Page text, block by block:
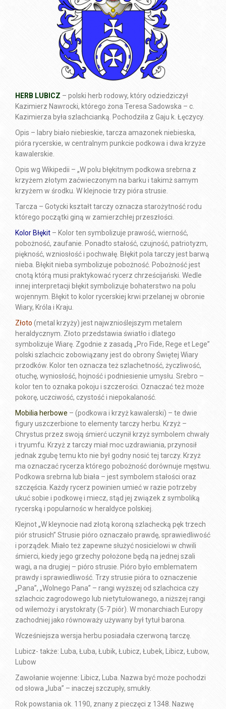
HERB LUBICZ – polski herb rodowy, który odziedziczył
Kazimierz Nawrocki, którego żona Teresa Sadowska – c.
Kazimierza była szlachcianką. Pochodziła z Gaju k. Łęczycy.
Opis – labry biało niebieskie, tarcza amazonek niebieska,
pióra rycerskie, w centralnym punkcie podkowa i dwa krzyże
kawalerskie.
Opis wg Wikipedii – „W polu błękitnym podkowa srebrna z
krzyżem złotym zaćwieczonym na barku i takimż samym
krzyżem w środku. W klejnocie trzy pióra strusie.
Tarcza – Gotycki kształt tarczy oznacza starożytność rodu
którego początki giną w zamierzchłej przeszłości.
Kolor Błękit – Kolor ten symbolizuje prawość, wierność,
pobożność, zaufanie. Ponadto stałość, czujność, patriotyzm,
piękność, wzniosłość i pochwałę. Błękit pola tarczy jest barwą
nieba. Błękit nieba symbolizuje pobożność. Pobożność jest
cnotą którą musi praktykować rycerz chrześcijański. Wedle
innej interpretacji błękit symbolizuje bohaterstwo na polu
wojennym. Błękit to kolor rycerskiej krwi przelanej w obronie
Wiary, Króla i Kraju.
Złoto (metal krzyży) jest najwznioślejszym metalem
heraldycznym. Złoto przedstawia światło i dlatego
symbolizuje Wiarę. Zgodnie z zasadą „Pro Fide, Rege et Lege”
polski szlachcic zobowiązany jest do obrony Świętej Wiary
przodków. Kolor ten oznacza też szlachetność, życzliwość,
otuchę, wyniosłość, hojność i podniesienie umysłu. Srebro –
kolor ten to oznaka pokoju i szczerości. Oznaczać też może
pokorę, uczciwość, czystość i niepokalaność.
Mobilia herbowe – (podkowa i krzyż kawalerski) – te dwie
figury uszczerbione to elementy tarczy herbu. Krzyż –
Chrystus przez swoją śmierć uczynił krzyż symbolem chwały
i tryumfu. Krzyż z tarczy miał moc uzdrawiania, przynosił
jednak zgubę temu kto nie był godny nosić tej tarczy. Krzyż
ma oznaczać rycerza którego pobożność dorównuje męstwu.
Podkowa srebrna lub biała – jest symbolem stałości oraz
szczęścia. Każdy rycerz powinien umieć w razie potrzeby
ukuć sobie i podkowę i miecz, stąd jej związek z symboliką
rycerską i popularnośc w heraldyce polskiej.
Klejnot „W kleynocie nad złotą koroną szlachecką pęk trzech
piór strusich” Strusie pióro oznaczało prawdę, sprawiedliwość
i porządek. Miało też zapewne służyć nosicielowi w chwili
śmierci, kiedy jego grzechy położone będą na jednej szali
wagi, a na drugiej – pióro strusie. Pióro było emblematem
prawdy i sprawiedliwość. Trzy strusie pióra to oznaczenie
„Pana”, „Wolnego Pana” – rangi wyższej od szlachcica czy
szlachcic zagrodowego lub nietytułowanego, a niższej rangi
od wilemoży i arystokraty (5-7 piór). W monarchiach Europy
zachodniej jako równoważy używany był tytuł barona.
Wcześniejsza wersja herbu posiadała czerwoną tarczę.
Lubicz- także: Luba, Łuba, Łubik, Łubicz, Łubek, Libicz, Łubow,
Lubow
Zawołanie wojenne: Libicz, Luba. Nazwa być może pochodzi
od słowa „luba” – inaczej szczupły, smukły.
Rok powstania ok. 1190, znany z pieczęci z 1348. Nazwę